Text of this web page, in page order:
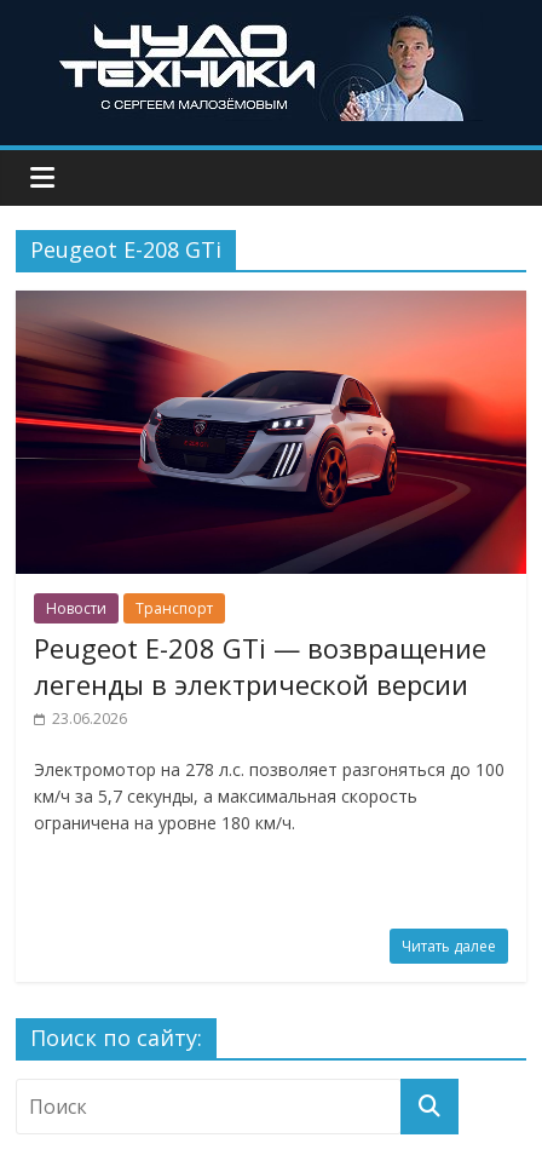
Peugeot E-208 GTi
Новости Транспорт
Peugeot E-208 GTi — возвращение
легенды в электрической версии
23.06.2026
Электромотор на 278 л.с. позволяет разгоняться до 100
км/ч за 5,7 секунды, а максимальная скорость
ограничена на уровне 180 км/ч.
Читать далее
Поиск по сайту: